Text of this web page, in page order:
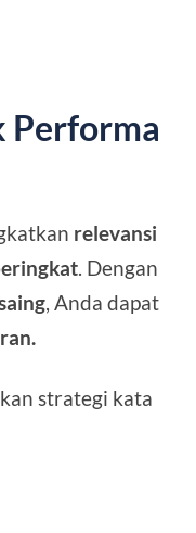
Performa
relevansi
. Dengan
, Anda dapat
strategi kata